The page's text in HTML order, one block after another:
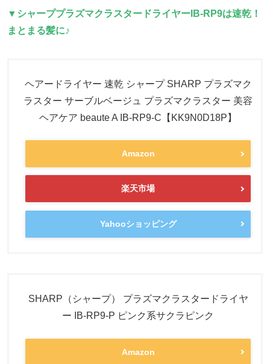
▼シャーププラズマクラスタードライヤーIB-RP9は速乾！
まとまる髪に♪
ヘアードライヤー 速乾 シャープ SHARP プラズマク
ラスター サーブルベージュ プラズマクラスター 美容
ヘアケア beaute A IB-RP9-C【KK9N0D18P】
Amazon
楽天市場
Yahooショッピング
SHARP（シャープ） プラズマクラスタードライヤ
ー IB-RP9-P ピンク系サクラピンク
Amazon